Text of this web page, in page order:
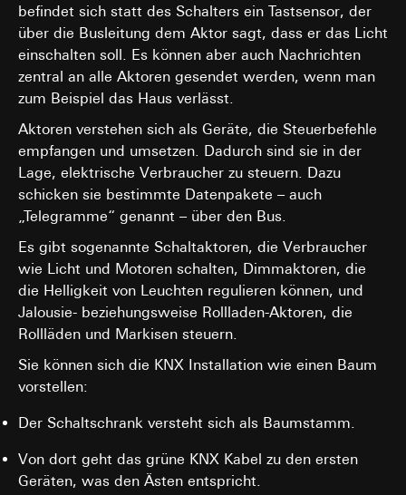
befindet sich statt des Schalters ein Tastsensor, der
über die Busleitung dem Aktor sagt, dass er das Licht
einschalten soll. Es können aber auch Nachrichten
zentral an alle Aktoren gesendet werden, wenn man
zum Beispiel das Haus verlässt.
Aktoren verstehen sich als Geräte, die Steuerbefehle
empfangen und umsetzen. Dadurch sind sie in der
Lage, elektrische Verbraucher zu steuern. Dazu
schicken sie bestimmte Datenpakete – auch
„Telegramme“ genannt – über den Bus.
Es gibt sogenannte Schaltaktoren, die Verbraucher
wie Licht und Motoren schalten, Dimmaktoren, die
die Helligkeit von Leuchten regulieren können, und
Jalousie- beziehungsweise Rollladen-Aktoren, die
Rollläden und Markisen steuern.
Sie können sich die KNX Installation wie einen Baum
vorstellen:
Der Schaltschrank versteht sich als Baumstamm.
Von dort geht das grüne KNX Kabel zu den ersten
Geräten, was den Ästen entspricht.
Gerätedaten (z. B. Browsertyp,
Betriebssystem).
Nutzungsdaten (z. B. Klickverhalten,
Website).
Cookie-Informationen (z. B. ID des Nutzers,
getestete Varianten, Testergebnisse).
Rechtsgrundlage und ggf. verfolgte berechtigte
Interessen:
Art. 6 Abs. 1 lit. a DSGVO: Einwilligung des
Nutzers
Art. 6 Abs. 1 lit. f DSGVO: Berechtigtes
Interesse des Verantwortlichen an der
Optimierung der Website und der
Bereitstellung einer verbesserten
Nutzererfahrung
Verfolgte berechtigte Interessen:
Verbesserung der Funktionalität und
Benutzerfreundlichkeit der Website;
nutzerorientierten Online-Erlebnisses;
Entscheidungsfindung über Website-
Empfänger:
Angemessenheitsbeschluss der EU-Kommission vor
(https://commission.europa.eu/law/law-topic/data-
protection/international-dimension-data-
protection/adequacy-decisions_en)
Lebensdauer des Cookies: Ihre o. g. Daten werden
spätestens nach 13 Monaten gelöscht oder wenn Sie
Ihre Einwilligung widerrufen; das Cookie hat eine